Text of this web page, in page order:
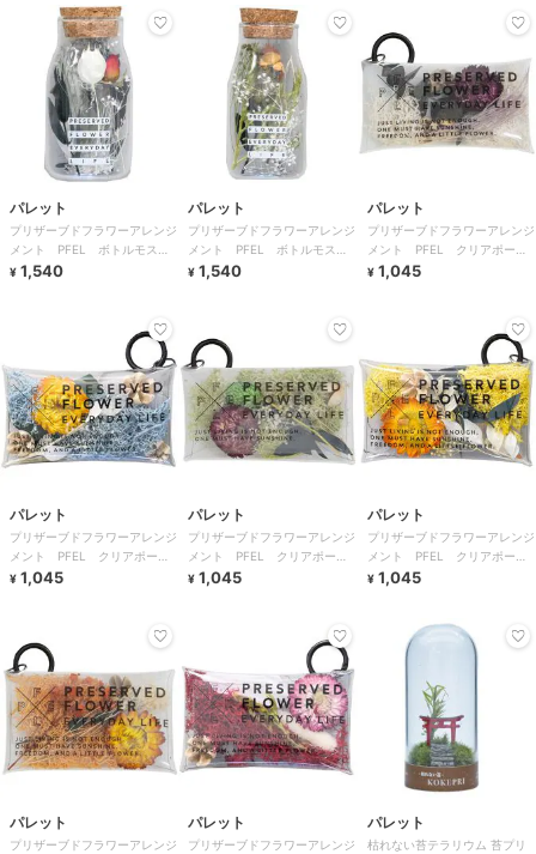
パレット
プリザーブドフラワーアレンジ
メント PFEL ボトルモス
ローズレッド
¥ 1,540
パレット
プリザーブドフラワーアレンジ
メント PFEL ボトルモス
ローズピンク
¥ 1,540
パレット
プリザーブドフラワーアレンジ
メント PFEL クリアポー
チ アイスランドモスホワイト
¥ 1,045
パレット
プリザーブドフラワーアレンジ
メント PFEL クリアポー
チ アイスランドモスパウダー
¥ 1,045
パレット
プリザーブドフラワーアレンジ
メント PFEL クリアポー
チ アイスランドモスモスグリ
¥ 1,045
パレット
プリザーブドフラワーアレンジ
メント PFEL クリアポー
チ アイスランドモスマスター
¥ 1,045
パレット
プリザーブドフラワーアレンジ
パレット
プリザーブドフラワーアレンジ
パレット
枯れない苔テラリウム 苔プリ